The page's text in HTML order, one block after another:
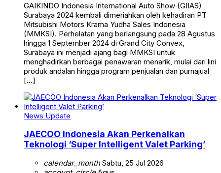
GAIKINDO Indonesia International Auto Show (GIIAS)
Surabaya 2024 kembali dimeriahkan oleh kehadiran PT
Mitsubishi Motors Krama Yudha Sales Indonesia
(MMKSI). Perhelatan yang berlangsung pada 28 Agustus
hingga 1 September 2024 di Grand City Convex,
Surabaya ini menjadi ajang bagi MMKSI untuk
menghadirkan berbagai penawaran menarik, mulai dari lini
produk andalan hingga program penjualan dan purnajual
[…]
News Update
JAECOO Indonesia Akan Perkenalkan
Teknologi ‘Super Intelligent Valet Parking’
calendar_monthSabtu, 25 Jul 2026